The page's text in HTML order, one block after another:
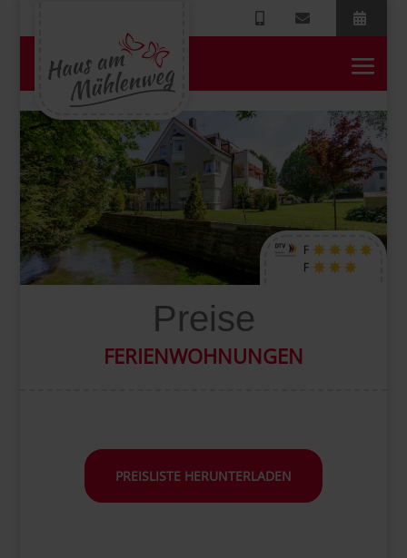
Preise
FERIENWOHNUNGEN
PREISLISTE HERUNTERLADEN